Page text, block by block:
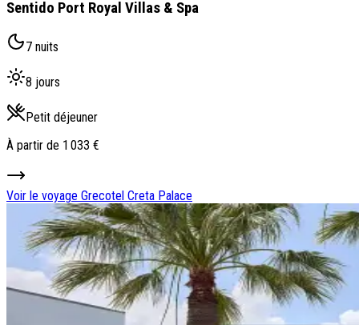
Sentido Port Royal Villas & Spa
7 nuits
8 jours
Petit déjeuner
À partir de 1 033 €
Voir le voyage Grecotel Creta Palace